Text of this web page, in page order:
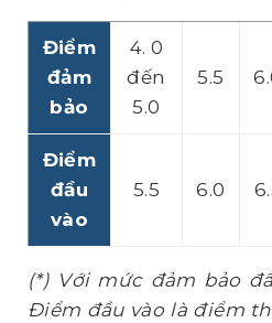
Điểm
đảm
bảo
4. 0
đến
5.0
5.5
Điểm
đầu
vào
5.5 6.0
(*) Với mức đảm bảo
Điểm đầu vào là điểm